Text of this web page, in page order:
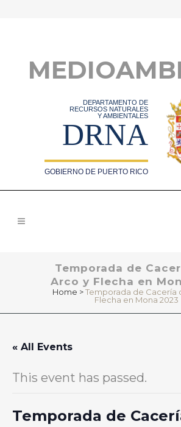
DEPARTAMENTO DE
RECURSOS NATURALES
Y AMBIENTALES
DRNA
GOBIERNO DE PUERTO RICO
Temporada de
Arco y Flecha en
Home >Temporada de Cacería
Flecha en Mona 2023
« All Events
This event has passed.
Temporada de